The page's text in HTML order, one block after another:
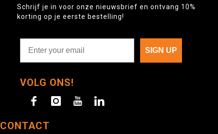
Schrijf je in voor onze nieuwsbrief en ontvang 10%
korting op je eerste bestelling!
SIGN UP
VOLG ONS!
CONTACT